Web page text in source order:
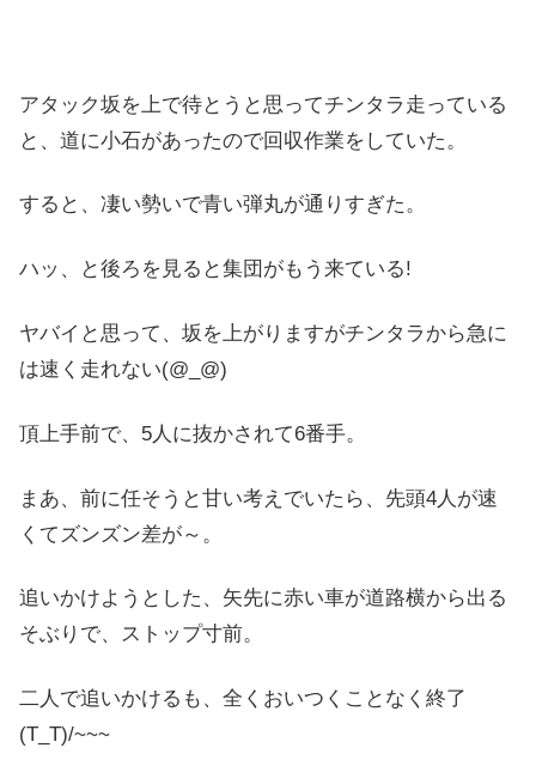
アタック坂を上で待とうと思ってチンタラ走っている
と、道に小石があったので回収作業をしていた。
すると、凄い勢いで青い弾丸が通りすぎた。
ハッ、と後ろを見ると集団がもう来ている!
ヤバイと思って、坂を上がりますがチンタラから急に
は速く走れない(@_@)
頂上手前で、5人に抜かされて6番手。
まあ、前に任そうと甘い考えでいたら、先頭4人が速
くてズンズン差が～。
追いかけようとした、矢先に赤い車が道路横から出る
そぶりで、ストップ寸前。
二人で追いかけるも、全くおいつくことなく終了
(T_T)/~~~